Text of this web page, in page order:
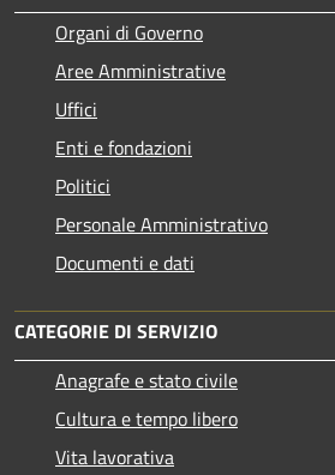
Organi di Governo
Aree Amministrative
Uffici
Enti e fondazioni
Politici
Personale Amministrativo
Documenti e dati
CATEGORIE DI SERVIZIO
Anagrafe e stato civile
Cultura e tempo libero
Vita lavorativa